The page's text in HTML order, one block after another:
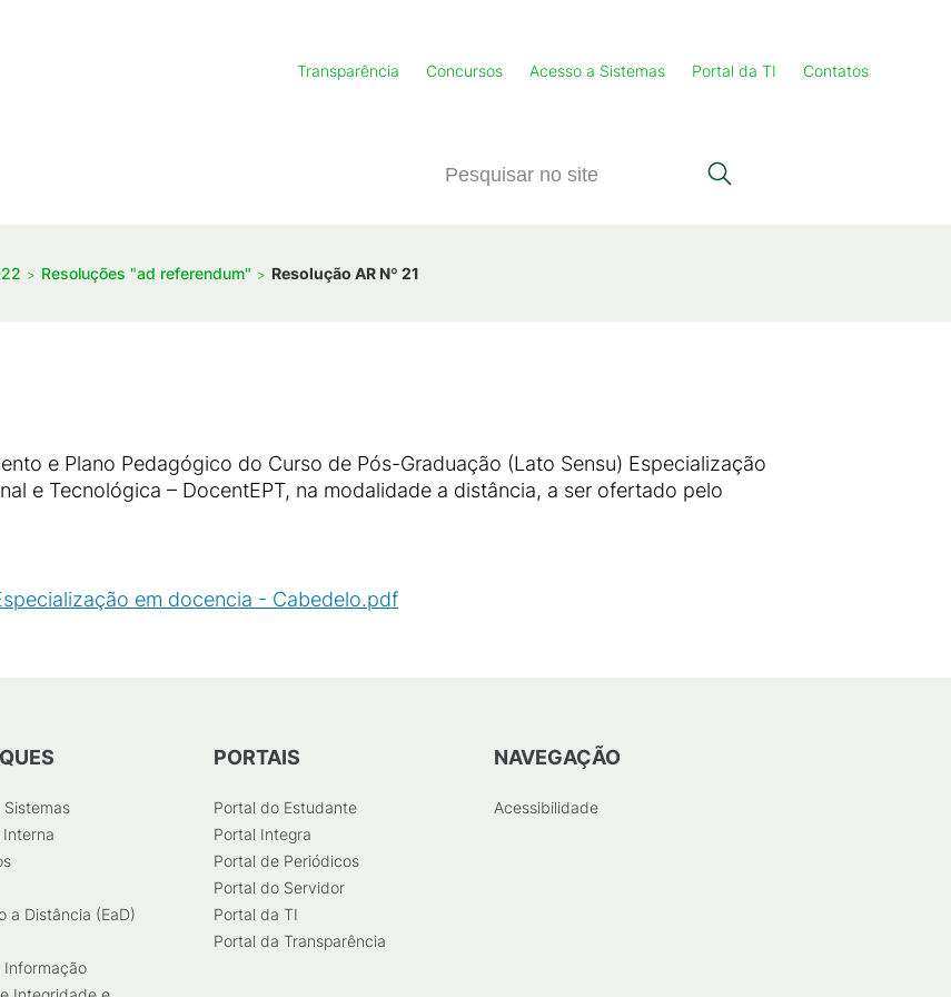
Transparência Concursos Acesso a Sistemas Portal da TI Contatos
Resoluções "ad referendum" Resolução AR Nº 21
e Plano Pedagógico do Curso de Pós-Graduação (Lato Sensu) Especialização
e Tecnológica – DocentEPT, na modalidade a distância, a ser ofertado pelo
em docencia - Cabedelo.pdf
Sistemas
a Distância (EaD)
Informação
PORTAIS
Portal do Estudante
Portal Integra
Portal de Periódicos
Portal do Servidor
Portal da TI
Portal da Transparência
NAVEGAÇÃO
Acessibilidade